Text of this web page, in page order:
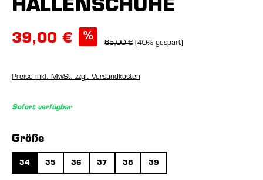
HALLENSCHUHE
39,00 € %
65,00 € (40% gespart)
Preise inkl. MwSt. zzgl. Versandkosten
Sofort verfügbar
Größeauswählen
34 35 36 37 38 39